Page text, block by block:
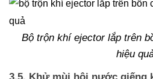
Bộ trộn khí ejector lắp trên
hiệu
3.5. Khử mùi hôi nước giếng